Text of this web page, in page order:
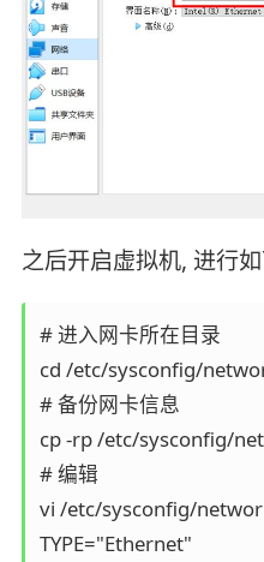
之后开启虚拟机, 进行
# 进入网卡所在目录
cd /etc/sysconfig/
# 备份网卡信息
cp -rp /etc/sysconfig/
# 编辑
vi /etc/sysconfig/
TYPE="Ethernet"